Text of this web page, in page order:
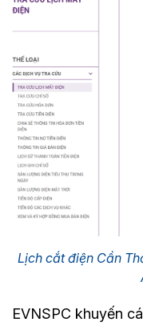
Lịch cắt điện Cần
EVNSPC khuyến